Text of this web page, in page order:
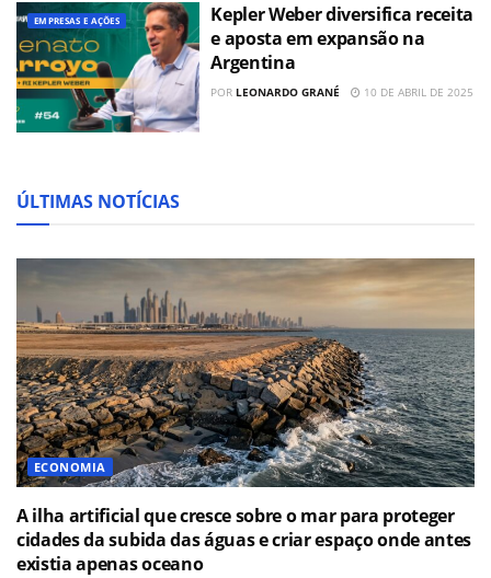
EMPRESAS E AÇÕES
Kepler Weber diversifica receita
e aposta em expansão na
Argentina
POR LEONARDO GRANÉ 10 DE ABRIL DE 2025
ÚLTIMAS NOTÍCIAS
ECONOMIA
A ilha artificial que cresce sobre o mar para proteger
cidades da subida das águas e criar espaço onde antes
existia apenas oceano